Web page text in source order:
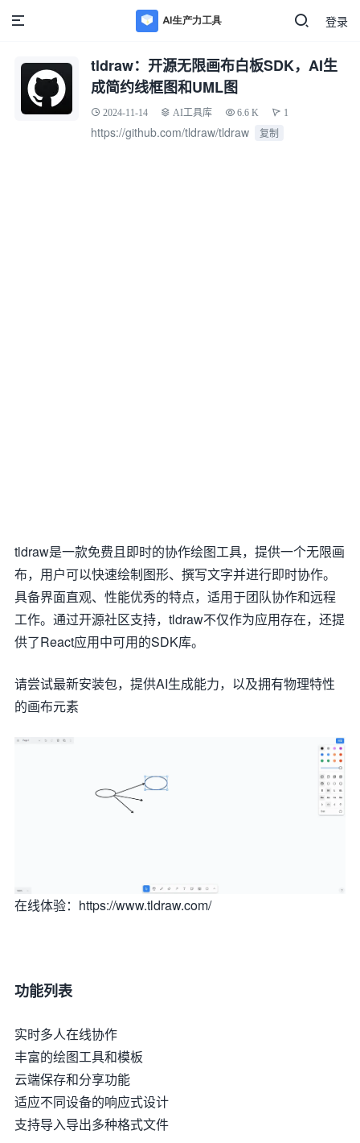
登录
tldraw：开源无限画布白板SDK，AI生
成简约线框图和UML图
2024-11-14 AI工具库 6.6 K 1
https://github.com/tldraw/tldraw 复制
tldraw是一款免费且即时的协作绘图工具，提供一个无限画
布，用户可以快速绘制图形、撰写文字并进行即时协作。
具备界面直观、性能优秀的特点，适用于团队协作和远程
工作。通过开源社区支持，tldraw不仅作为应用存在，还提
供了React应用中可用的SDK库。
请尝试最新安装包，提供AI生成能力，以及拥有物理特性
的画布元素
在线体验：https://www.tldraw.com/
功能列表
实时多人在线协作
丰富的绘图工具和模板
云端保存和分享功能
适应不同设备的响应式设计
支持导入导出多种格式文件